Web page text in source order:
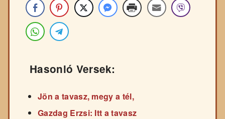
Hasonló Versek:
Jön a tavasz, megy a tél,
Gazdag Erzsi: Itt a tavasz